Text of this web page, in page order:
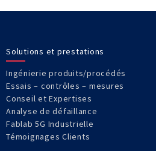
Solutions et prestations
Ingénierie produits/procédés
Essais – contrôles – mesures
Conseil et Expertises
Analyse de défaillance
Fablab 5G Industrielle
Témoignages Clients